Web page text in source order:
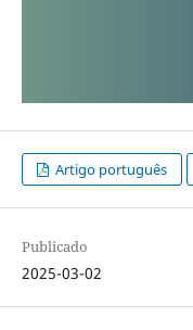
Artigo português
Publicado
2025-03-02